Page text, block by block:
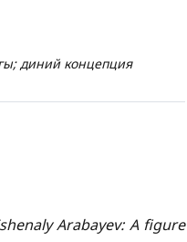
диний концепция
Arabayev: A figure